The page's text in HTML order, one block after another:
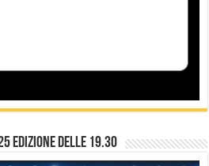
edizione delle 19.30